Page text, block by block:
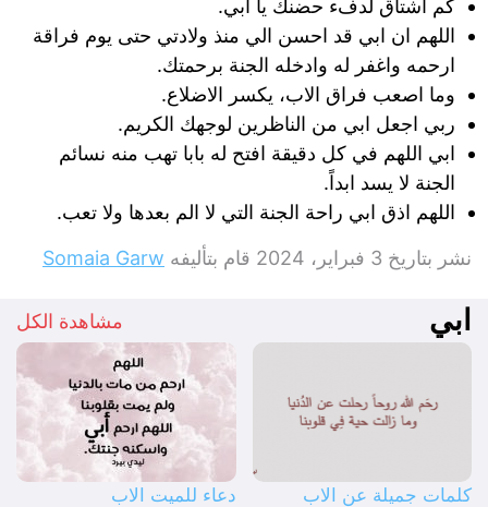
كم اشتاق لدفء حضنك يا أبي.
اللهم ان ابي قد احسن الي منذ ولادتي حتى يوم فراقة
ارحمه واغفر له وادخله الجنة برحمتك.
وما اصعب فراق الاب، يكسر الاضلاع.
ربي اجعل ابي من الناظرين لوجهك الكريم.
ابي اللهم في كل دقيقة افتح له بابا تهب منه نسائم
الجنة لا يسد ابداً.
اللهم اذق ابي راحة الجنة التي لا الم بعدها ولا تعب.
نشر بتاريخ 3 فبراير، 2024 قام بتأليفه Somaia Garw
ابي مشاهدة الكل
كلمات جميلة عن الاب
دعاء للميت الاب